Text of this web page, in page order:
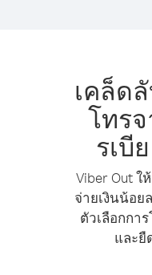
เคล็ด
โทร
รเบี
Viber Out
จ่ายเงินน้อย
ตัวเลือกกา
และยื